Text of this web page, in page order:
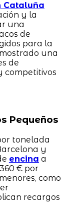
Cataluña
y la
una
de
para la
una
de
competitivos
Pequeños
tonelada
y
encina a
€ por
como
recargos